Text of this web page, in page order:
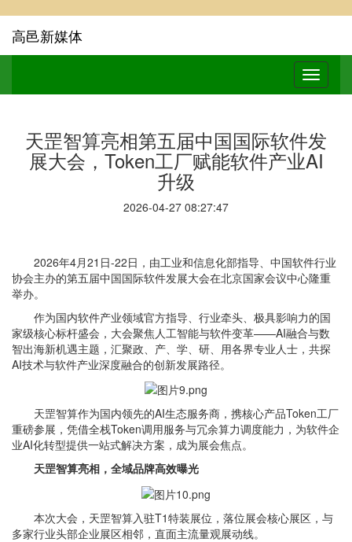
高邑新媒体
天罡智算亮相第五届中国国际软件发
展大会，Token工厂赋能软件产业AI
升级
2026-04-27 08:27:47
2026年4月21日-22日，由工业和信息化部指导、中国软件行业
协会主办的第五届中国国际软件发展大会在北京国家会议中心隆重
举办。
作为国内软件产业领域官方指导、行业牵头、极具影响力的国
家级核心标杆盛会，大会聚焦人工智能与软件变革——AI融合与数
智出海新机遇主题，汇聚政、产、学、研、用各界专业人士，共探
AI技术与软件产业深度融合的创新发展路径。
天罡智算作为国内领先的AI生态服务商，携核心产品Token工厂
重磅参展，凭借全栈Token调用服务与冗余算力调度能力，为软件企
业AI化转型提供一站式解决方案，成为展会焦点。
天罡智算亮相，全域品牌高效曝光
本次大会，天罡智算入驻T1特装展位，落位展会核心展区，与
多家行业头部企业展区相邻，直面主流量观展动线。